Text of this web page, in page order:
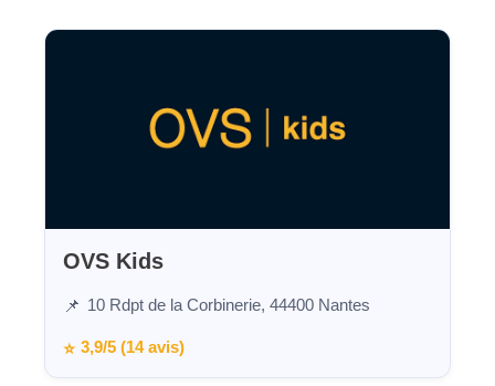
OVS Kids
📌 10 Rdpt de la Corbinerie, 44400 Nantes
⭐ 3,9/5 (14 avis)